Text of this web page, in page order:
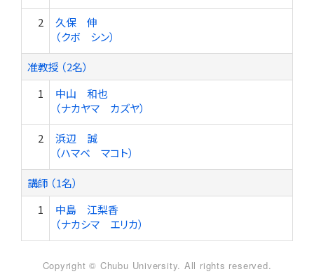
2
久保 伸
（クボ シン）
准教授 （2名）
1
中山 和也
（ナカヤマ カズヤ）
2
浜辺 誠
（ハマベ マコト）
講師 （1名）
1
中島 江梨香
（ナカシマ エリカ）
Copyright © Chubu University. All rights reserved.